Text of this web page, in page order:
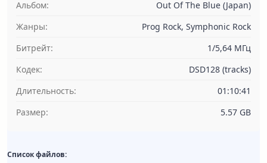
Альбом:
Out Of The Blue (Japan)
Жанры:
Prog Rock, Symphonic Rock
Битрейт:
1/5,64 МГц
Кодек:
DSD128 (tracks)
Длительность:
01:10:41
Размер:
5.57 GB
Список файлов: